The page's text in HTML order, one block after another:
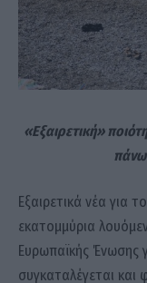
«Εξαιρετική»
Εξαιρετικά νέα για
εκατομμύρια
Ευρωπαϊκής Ένωσης
συγκαταλέγεται και